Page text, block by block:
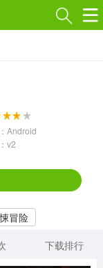
568款应用
Android
v2
冒险
下载排行